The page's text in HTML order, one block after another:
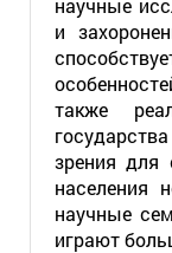
научные
и
также
зрения для
населения
научные
играют